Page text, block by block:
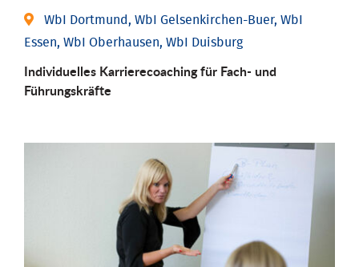
WbI Dortmund, WbI Gelsenkirchen-Buer, WbI
Essen, WbI Oberhausen, WbI Duisburg
Individu­elles Karrierecoaching für Fach-­ und
Führungs­kräfte